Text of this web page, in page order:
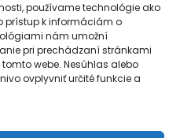
používame technológie ako
prístup k informáciám o
nám umožní
pri prechádzaní stránkami
webe. Nesúhlas alebo
ovplyvniť určité funkcie a